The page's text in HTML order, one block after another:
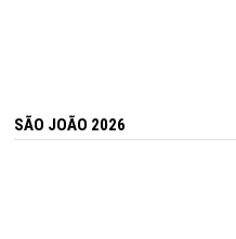
SÃO JOÃO 2026